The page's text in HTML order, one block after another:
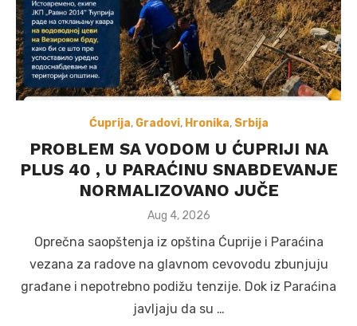
Ćuprija, Gradovi, Hronika, Srbija
PROBLEM SA VODOM U ĆUPRIJI NA
PLUS 40 , U PARAĆINU SNABDEVANJE
NORMALIZOVANO JUČE
Posted
Aug 4, 2026
Oprečna saopštenja iz opština Ćuprije i Paraćina
vezana za radove na glavnom cevovodu zbunjuju
građane i nepotrebno podižu tenzije. Dok iz Paraćina
javljaju da su …